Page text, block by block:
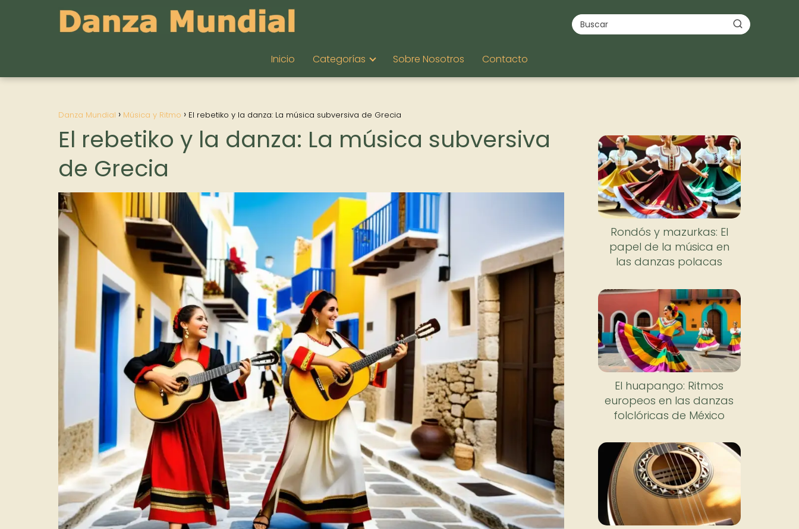
Inicio Categorías Sobre Nosotros Contacto
Danza Mundial Música y Ritmo El rebetiko y la danza: La música subversiva de Grecia
El rebetiko y la danza: La música subversiva
de Grecia
Rondós y mazurkas: El
papel de la música en
las danzas polacas
El huapango: Ritmos
europeos en las danzas
folclóricas de México